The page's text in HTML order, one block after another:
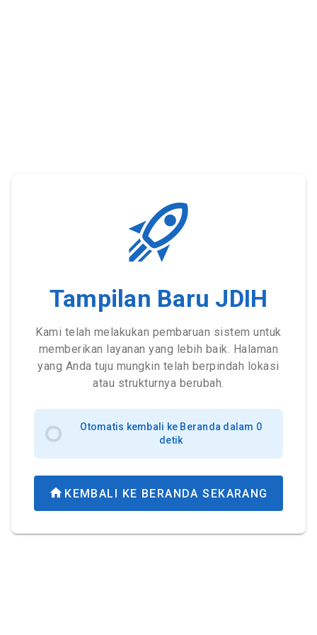
Tampilan Baru JDIH
Kami telah melakukan pembaruan sistem untuk
memberikan layanan yang lebih baik. Halaman
yang Anda tuju mungkin telah berpindah lokasi
atau strukturnya berubah.
Otomatis kembali ke Beranda dalam 0
detik
KEMBALI KE BERANDA SEKARANG